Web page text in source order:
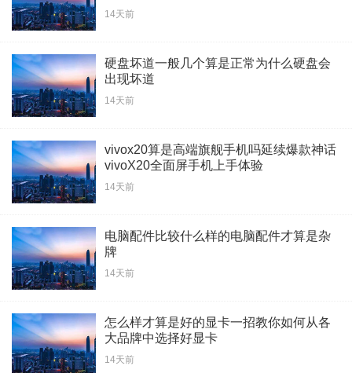
14天前
硬盘坏道一般几个算是正常为什么硬盘会
出现坏道
14天前
vivox20算是高端旗舰手机吗延续爆款神话
vivoX20全面屏手机上手体验
14天前
电脑配件比较什么样的电脑配件才算是杂
牌
14天前
怎么样才算是好的显卡一招教你如何从各
大品牌中选择好显卡
14天前